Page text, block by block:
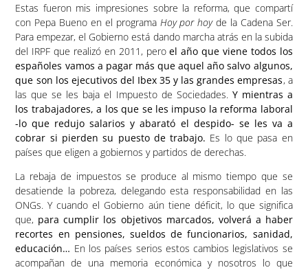
Estas fueron mis impresiones sobre la reforma, que compartí
con Pepa Bueno en el programa Hoy por hoyde la Cadena Ser.
Para empezar, el Gobierno está dando marcha atrás en la subida
del IRPF que realizó en 2011, peroel año que viene todos los
españoles vamos a pagar más que aquel año salvo algunos,
que son los ejecutivos del Ibex 35 y las grandes empresas, a
las que se les baja el Impuesto de Sociedades. Y mientras a
los trabajadores, a los que se les impuso la reforma laboral
-lo que redujo salarios y abarató el despido- se les va a
cobrar si pierden su puesto de trabajo. Es lo que pasa en
países que eligen a gobiernos y partidos de derechas.
La rebaja de impuestos se produce al mismo tiempo que se
desatiende la pobreza, delegando esta responsabilidad en las
ONGs. Y cuando el Gobierno aún tiene déficit, lo que significa
que, para cumplir los objetivos marcados, volverá a haber
recortes en pensiones, sueldos de funcionarios, sanidad,
educación… En los países serios estos cambios legislativos se
acompañan de una memoria económica y nosotros lo que